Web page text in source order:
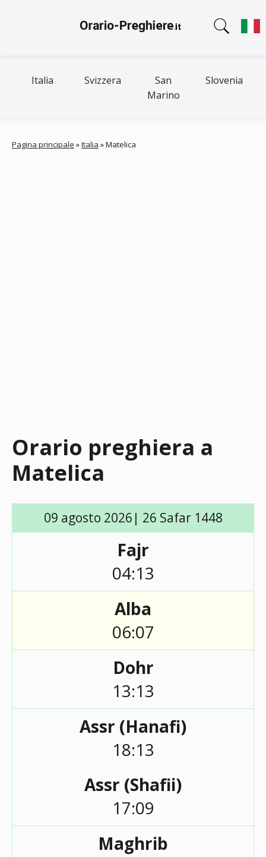
Italia Svizzera
San
Marino
Slovenia
Pagina principale »Italia »Matelica
Orario preghiera a
Matelica
09 agosto 2026| 26 Safar 1448
Fajr
04:13
Alba
06:07
Dohr
13:13
Assr (Hanafi)
18:13
Assr (Shafii)
17:09
Maghrib